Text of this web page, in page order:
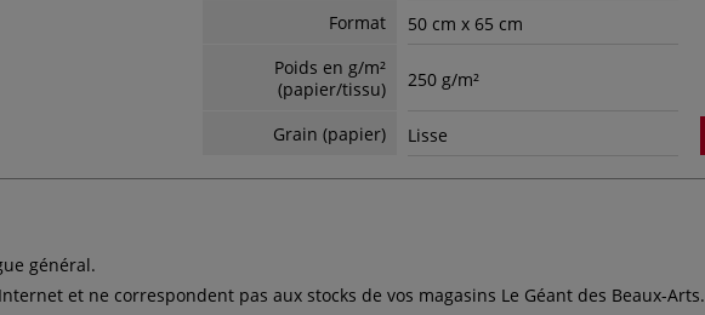
Format
50 cm x 65 cm
Poids en g/m²
(papier/tissu)
250 g/m²
Grain (papier) Lisse
général.
et ne correspondent pas aux stocks de vos magasins Le Géant des Beaux-Arts.